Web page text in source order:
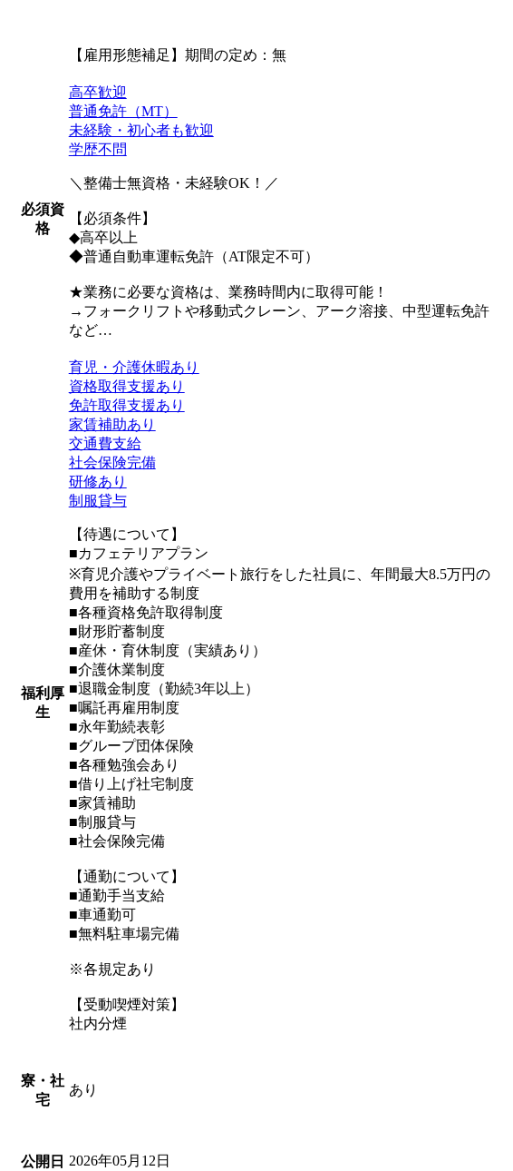
【雇用形態補足】期間の定め：無
必須資
格
高卒歓迎
普通免許（MT）
未経験・初心者も歓迎
学歴不問
＼整備士無資格・未経験OK！／
【必須条件】
◆高卒以上
◆普通自動車運転免許（AT限定不可）
★業務に必要な資格は、業務時間内に取得可能！
→フォークリフトや移動式クレーン、アーク溶接、中型運転免許
など…
福利厚
生
育児・介護休暇あり
資格取得支援あり
免許取得支援あり
家賃補助あり
交通費支給
社会保険完備
研修あり
制服貸与
【待遇について】
■カフェテリアプラン
※育児介護やプライベート旅行をした社員に、年間最大8.5万円の
費用を補助する制度
■各種資格免許取得制度
■財形貯蓄制度
■産休・育休制度（実績あり）
■介護休業制度
■退職金制度（勤続3年以上）
■嘱託再雇用制度
■永年勤続表彰
■グループ団体保険
■各種勉強会あり
■借り上げ社宅制度
■家賃補助
■制服貸与
■社会保険完備
【通勤について】
■通勤手当支給
■車通勤可
■無料駐車場完備
※各規定あり
【受動喫煙対策】
社内分煙
寮・社
宅
あり
公開日 2026年05月12日